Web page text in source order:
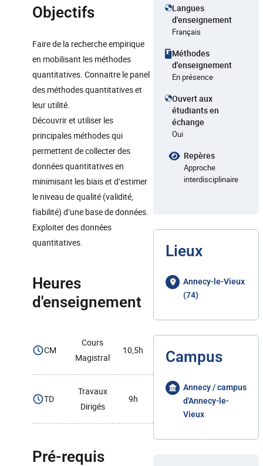
Objectifs
Faire de la recherche empirique
en mobilisant les méthodes
quantitatives. Connaitre le panel
des méthodes quantitatives et
leur utilité.
Découvrir et utiliser les
principales méthodes qui
permettent de collecter des
données quantitatives en
minimisant les biais et d’estimer
le niveau de qualité (validité,
fiabilité) d’une base de données.
Exploiter des données
quantitatives.
Heures
d'enseignement
CM
Cours
Magistral
10,5h
TD
Travaux
Dirigés
9h
Pré-requis
Langues
d'enseignement
Français
Méthodes
d'enseignement
En présence
Ouvert aux
étudiants en
échange
Oui
Repères
Approche
interdisciplinaire
Lieux
Annecy-le-Vieux
(74)
Campus
Annecy / campus
d'Annecy-le-
Vieux